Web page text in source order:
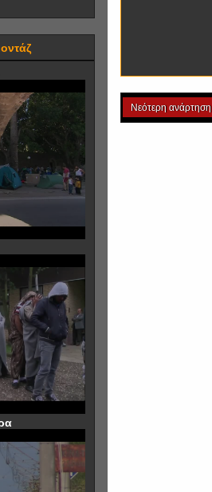
Νεότερη ανάρτηση